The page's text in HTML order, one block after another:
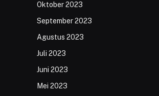
Oktober 2023
September 2023
Agustus 2023
Juli 2023
Juni 2023
Mei 2023